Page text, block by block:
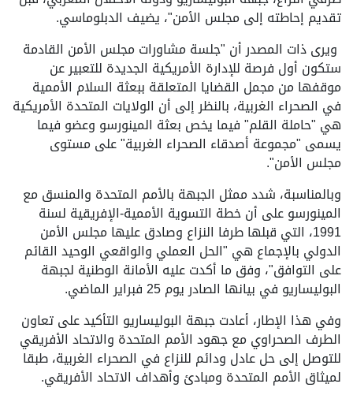
تقديم إحاطته إلى مجلس الأمن"، يضيف الدبلوماسي.
ويرى ذات المصدر أن "جلسة مشاورات مجلس الأمن القادمة
ستكون أول فرصة للإدارة الأمريكية الجديدة للتعبير عن
موقفها من مجمل القضايا المتعلقة ببعثة السلام الأممية
في الصحراء الغربية، بالنظر إلى أن الولايات المتحدة الأمريكية
هي "حاملة القلم" فيما يخص بعثة المينورسو وعضو فيما
يسمى "مجموعة أصدقاء الصحراء الغربية" على مستوى
مجلس الأمن".
وبالمناسبة، شدد ممثل الجبهة بالأمم المتحدة والمنسق مع
المينورسو على أن خطة التسوية الأممية-الإفريقية لسنة
1991، التي قبلها طرفا النزاع وصادق عليها مجلس الأمن
الدولي بالإجماع هي "الحل العملي والواقعي الوحيد القائم
على التوافق"، وفق ما أكدت عليه الأمانة الوطنية لجبهة
البوليساريو في بيانها الصادر يوم 25 فبراير الماضي.
وفي هذا الإطار، أعادت جبهة البوليساريو التأكيد على تعاون
الطرف الصحراوي مع جهود الأمم المتحدة والاتحاد الأفريقي
للتوصل إلى حل عادل ودائم للنزاع في الصحراء الغربية، طبقا
لميثاق الأمم المتحدة ومبادئ وأهداف الاتحاد الأفريقي.